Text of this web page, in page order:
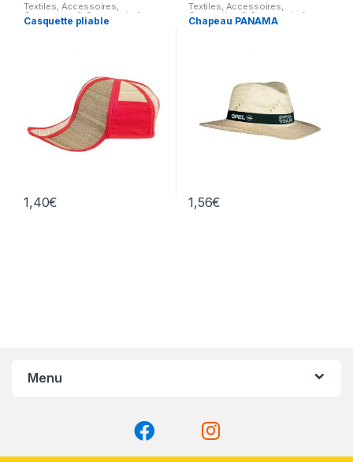
Textiles, Accessoires,
Casquettes & Couvre-chefs
divers
Casquette pliable
1,40€
Textiles, Accessoires,
Casquettes & Couvre-chefs
divers
Chapeau PANAMA
1,56€
Menu